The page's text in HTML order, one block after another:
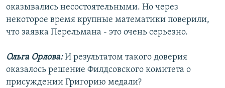
оказывались несостоятельными. Но через
некоторое время крупные математики поверили,
что заявка Перельмана - это очень серьезно.
Ольга Орлова:И результатом такого доверия
оказалось решение Филдсовского комитета о
присуждении Григорию медали?